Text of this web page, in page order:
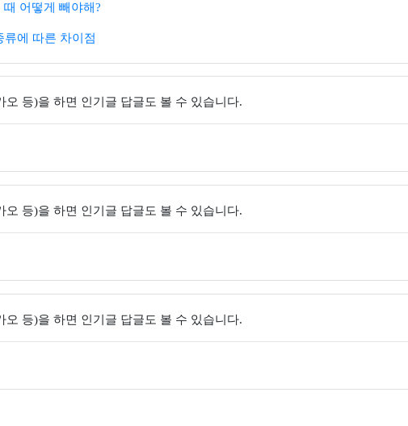
어떻게 빼야해?
에 따른 차이점
오 등)을 하면 인기글 답글도 볼 수 있습니다.
오 등)을 하면 인기글 답글도 볼 수 있습니다.
오 등)을 하면 인기글 답글도 볼 수 있습니다.